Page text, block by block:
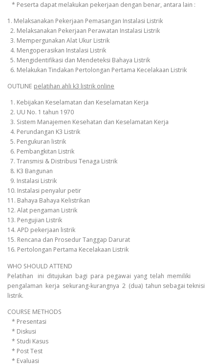
* Peserta dapat melakukan pekerjaan dengan benar, antara lain :
1. Melaksanakan Pekerjaan Pemasangan Instalasi Listrik
2. Melaksanakan Pekerjaan Perawatan Instalasi Listrik
3. Mempergunakan Alat Ukur Listrik
4. Mengoperasikan Instalasi Listrik
5. Mengidentifikasi dan Mendeteksi Bahaya Listrik
6. Melakukan Tindakan Pertolongan Pertama Kecelakaan Listrik
OUTLINE pelatihan ahli k3 listrik online
1. Kebijakan Keselamatan dan Keselamatan Kerja
2. UU No. 1 tahun 1970
3. Sistem Manajemen Kesehatan dan Keselamatan Kerja
4. Perundangan K3 Listrik
5. Pengukuran listrik
6. Pembangkitan Listrik
7. Transmisi & Distribusi Tenaga Listrik
8. K3 Bangunan
9. Instalasi Listrik
10. Instalasi penyalur petir
11. Bahaya Bahaya Kelistrikan
12. Alat pengaman Listrik
13. Pengujian Listrik
14. APD pekerjaan listrik
15. Rencana dan Prosedur Tanggap Darurat
16. Pertolongan Pertama Kecelakaan Listrik
WHO SHOULD ATTEND
Pelatihan ini ditujukan bagi para pegawai yang telah memiliki
pengalaman kerja sekurang-kurangnya 2 (dua) tahun sebagai teknisi
listrik.
COURSE METHODS
* Presentasi
* Diskusi
* Studi Kasus
* Post Test
* Evaluasi